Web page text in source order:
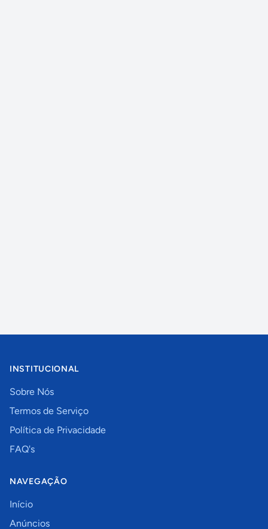
INSTITUCIONAL
Sobre Nós
Termos de Serviço
Política de Privacidade
FAQ's
NAVEGAÇÃO
Início
Anúncios